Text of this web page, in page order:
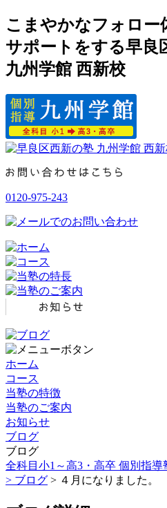
こまやかなフォロー
サポートをする早良
九州学館 西新校
0120-975-243
ホーム
コース
当塾の特徴
当塾のご案内
お知らせ
ブログ
ブログ
全科目小1～高3・高卒 個別指
> ブログ > ４月になりました。